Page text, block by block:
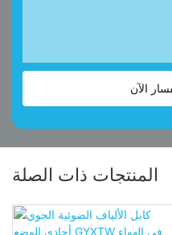
الآن
المنتجات ذات الصلة